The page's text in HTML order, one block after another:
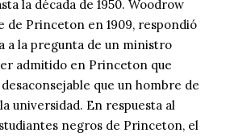
la década de 1950. Woodrow
de Princeton en 1909, respondió
a la pregunta de un ministro
admitido en Princeton que
que un hombre de
universidad. En respuesta al
negros de Princeton, el